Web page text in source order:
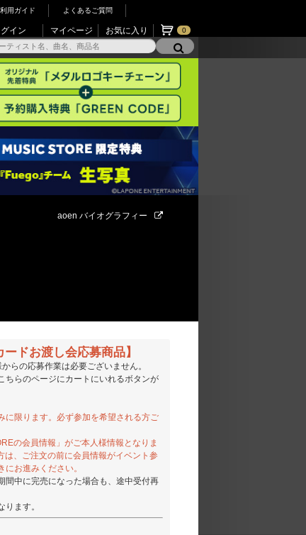
利用ガイド よくあるご質問
グイン マイページ お気に入り 0
aoen バイオグラフィー
ドお渡し会応募商品】
らの応募作業は必要ございません。
ちらのページにカートにいれるボタンが
限ります。必ず参加を希望される方ご
の会員情報」がご本人様情報となりま
、ご注文の前に会員情報がイベント参
お進みください。
中に完売になった場合も、途中受付再
ます。